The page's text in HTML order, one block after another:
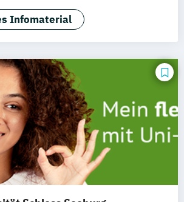
Offenbach Saarbrücken
Graz Innsbruck Wien
Freising Friedrichshafen
Magdeburg Münster Trier
Chemnitz Linz
Infomaterial